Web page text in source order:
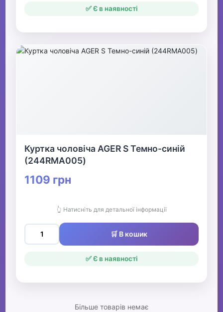
✅ Є в наявності
Куртка чоловіча AGER S Темно-синій
(244RMA005)
1109 грн
👆 Натисніть для детальної інформації
🛒 В кошик
✅ Є в наявності
Більше товарів немає